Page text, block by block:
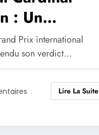
: Un
d’art
Vie et
Prix international
son verdict…
Lire La Suite